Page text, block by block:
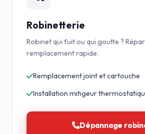
Robinetterie
Robinet qui fuit ou qui goutte ?
remplacement rapide.
Remplacement joint et cartouche
Installation mitigeur
Dépannage